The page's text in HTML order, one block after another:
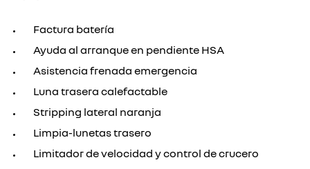
Factura batería
Ayuda al arranque en pendiente HSA
Asistencia frenada emergencia
Luna trasera calefactable
Stripping lateral naranja
Limpia-lunetas trasero
Limitador de velocidad y control de crucero